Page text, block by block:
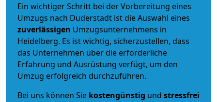
Ein wichtiger Schritt bei der Vorbereitung eines
Umzugs nach Duderstadt ist die Auswahl eines
zuverlässigen Umzugsunternehmens in
Heidelberg. Es ist wichtig, sicherzustellen, dass
das Unternehmen über die erforderliche
Erfahrung und Ausrüstung verfügt, um den
Umzug erfolgreich durchzuführen.
Bei uns können Sie kostengünstig und stressfrei